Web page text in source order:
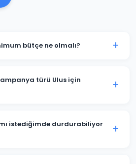
bütçe ne olmalı?
TL'dir. Sektörünüz ve rekabete
Ücretsiz bütçe analizi
türü Ulus için
Arama Ağı ve Yerel
için Alışveriş Kampanyaları,
istediğimde durdurabiliyor